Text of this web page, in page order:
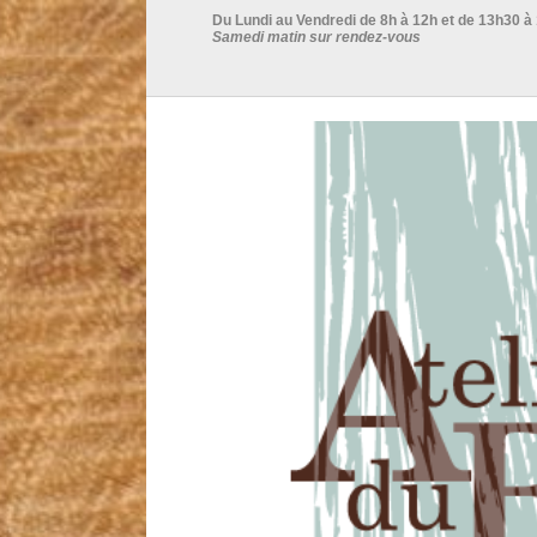
Du Lundi au Vendredi de 8h à 12h et de 13h30 à
Samedi matin sur rendez-vous